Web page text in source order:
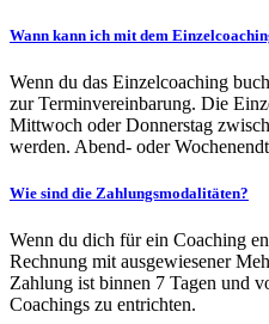
Wann kann ich mit dem
Wenn du das Einzelcoaching
zur Terminvereinbarung. Die
Mittwoch oder Donnerstag
werden. Abend- oder
Wie sind die Zahlungsmodalitäten?
Wenn du dich für ein Coaching
Rechnung mit ausgewiesener
Zahlung ist binnen 7 Tagen und
Coachings zu entrichten.